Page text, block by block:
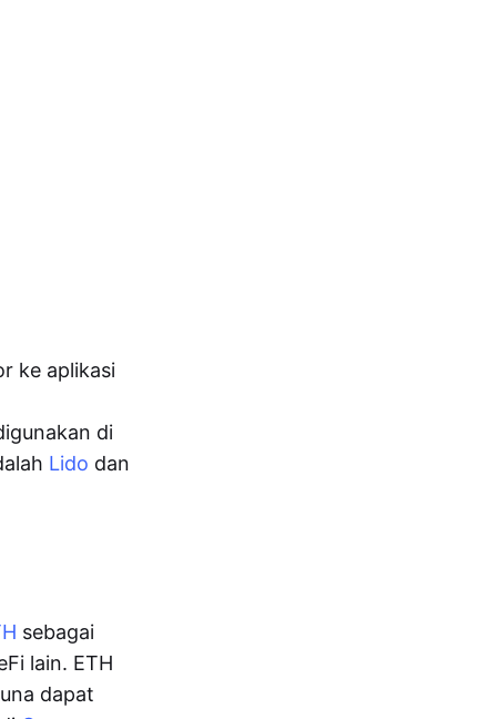
ke aplikasi
di
Lido dan
sebagai
lain. ETH
dapat